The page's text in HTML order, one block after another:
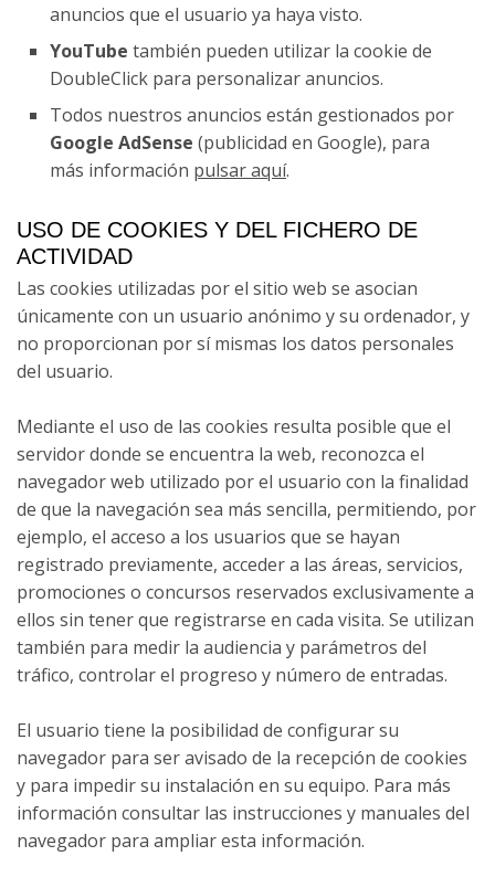
anuncios que el usuario ya haya visto.
YouTube también pueden utilizar la cookie de
DoubleClick para personalizar anuncios.
Todos nuestros anuncios están gestionados por
Google AdSense (publicidad en Google), para
más información pulsar aquí.
USO DE COOKIES Y DEL FICHERO DE
ACTIVIDAD
Las cookies utilizadas por el sitio web se asocian
únicamente con un usuario anónimo y su ordenador, y
no proporcionan por sí mismas los datos personales
del usuario.
Mediante el uso de las cookies resulta posible que el
servidor donde se encuentra la web, reconozca el
navegador web utilizado por el usuario con la finalidad
de que la navegación sea más sencilla, permitiendo, por
ejemplo, el acceso a los usuarios que se hayan
registrado previamente, acceder a las áreas, servicios,
promociones o concursos reservados exclusivamente a
ellos sin tener que registrarse en cada visita. Se utilizan
también para medir la audiencia y parámetros del
tráfico, controlar el progreso y número de entradas.
El usuario tiene la posibilidad de configurar su
navegador para ser avisado de la recepción de cookies
y para impedir su instalación en su equipo. Para más
información consultar las instrucciones y manuales del
navegador para ampliar esta información.